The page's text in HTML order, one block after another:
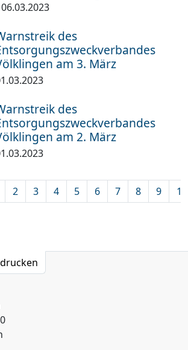
06.03.2023
des
am 3. März
des
am 2. März
2 3 4 5 6 7 8 9 10